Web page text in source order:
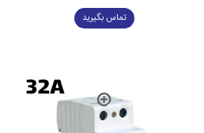
تماس بگیرید